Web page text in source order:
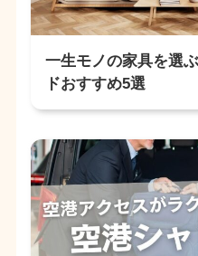
一生モノの家具を選
ドおすすめ5選